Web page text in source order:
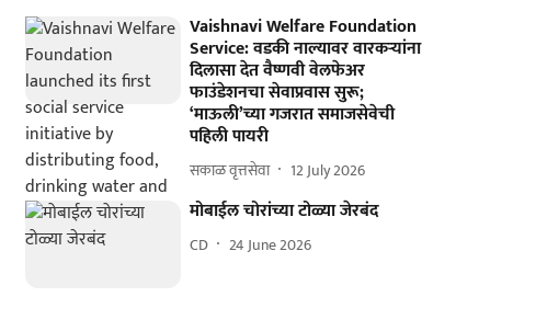
Vaishnavi Welfare Foundation
Service: वडकी नाल्यावर वारकऱ्यांना
दिलासा देत वैष्णवी वेलफेअर
फाउंडेशनचा सेवाप्रवास सुरू;
‘माऊली’च्या गजरात समाजसेवेची
पहिली पायरी
सकाळ वृत्तसेवा 12 July 2026
मोबाईल चोरांच्या टोळ्या जेरबंद
CD 24 June 2026